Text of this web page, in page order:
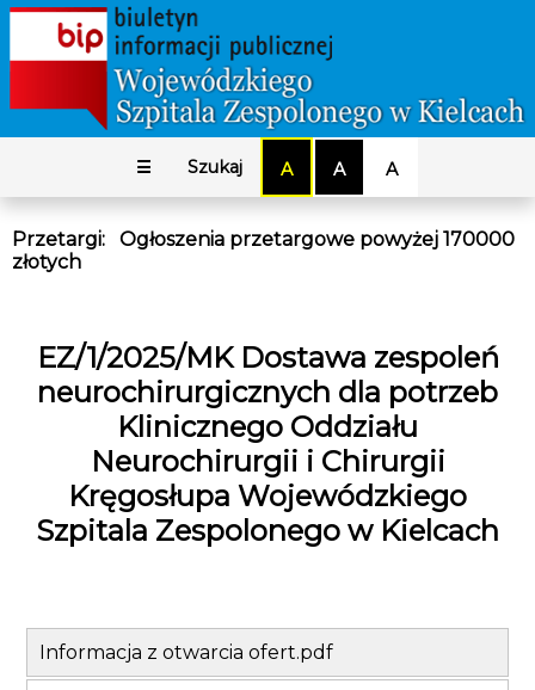
☰ Szukaj A A A
Przetargi: Ogłoszenia przetargowe powyżej 170000
złotych
EZ/1/2025/MK Dostawa zespoleń
neurochirurgicznych dla potrzeb
Klinicznego Oddziału
Neurochirurgii i Chirurgii
Kręgosłupa Wojewódzkiego
Szpitala Zespolonego w Kielcach
Informacja z otwarcia ofert.pdf